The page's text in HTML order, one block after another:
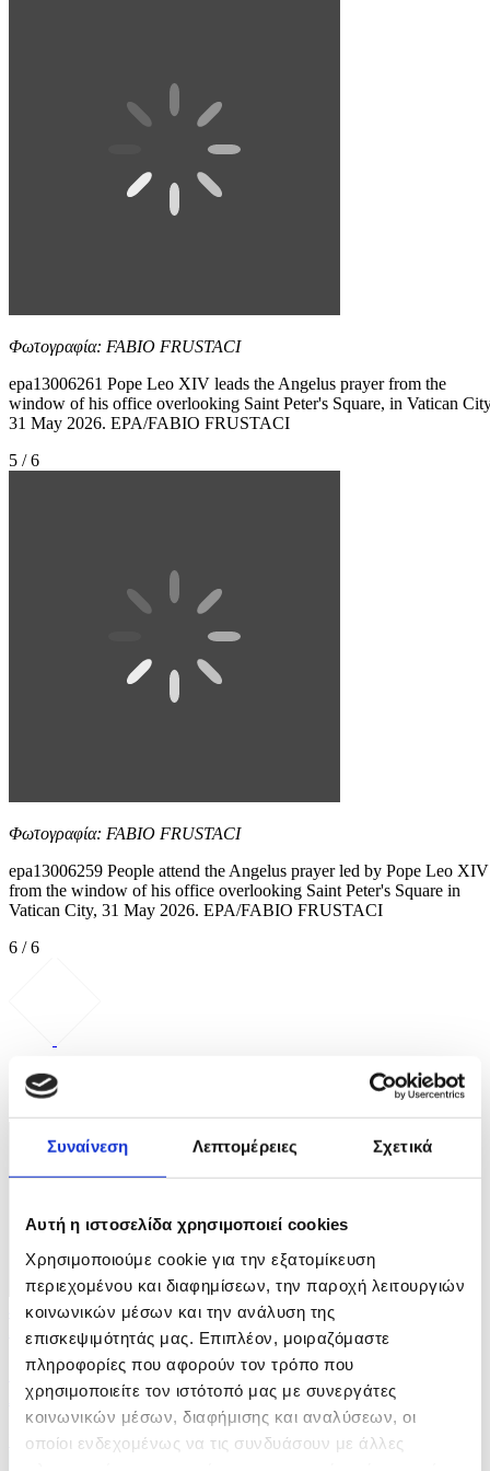
Συναίνεση Λεπτομέρειες Σχετικά
Αυτή η ιστοσελίδα χρησιμοποιεί cookies
Χρησιμοποιούμε cookie για την εξατομίκευση
περιεχομένου και διαφημίσεων, την παροχή λειτουργιών
κοινωνικών μέσων και την ανάλυση της
επισκεψιμότητάς μας. Επιπλέον, μοιραζόμαστε
πληροφορίες που αφορούν τον τρόπο που
χρησιμοποιείτε τον ιστότοπό μας με συνεργάτες
κοινωνικών μέσων, διαφήμισης και αναλύσεων, οι
οποίοι ενδεχομένως να τις συνδυάσουν με άλλες
Φωτογραφία: FABIO FRUSTACI
epa13006261 Pope Leo XIV leads the Angelus prayer from the
window of his office overlooking Saint Peter's Square, in Vatican
31 May 2026. EPA/FABIO FRUSTACI
5 / 6
Φωτογραφία: FABIO FRUSTACI
epa13006259 People attend the Angelus prayer led by Pope Leo XIV
from the window of his office overlooking Saint Peter's Square in
Vatican City, 31 May 2026. EPA/FABIO FRUSTACI
6 / 6
ΦΩΤΟ
4 Φωτογραφίες
22/07/2026 13:51
Ο Πορτογάλος Πρωθυπουργός επισκέπτεται την
Αθήνα
ID: 10642757